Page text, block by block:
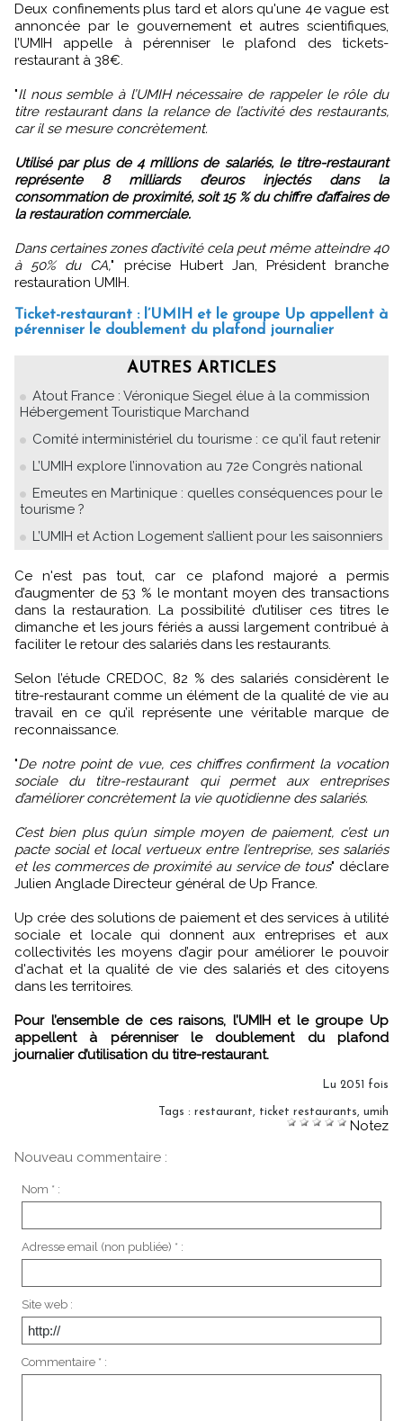
Deux confinements plus tard et alors qu'une 4e vague est
annoncée par le gouvernement et autres scientifiques,
l’UMIH appelle à pérenniser le plafond des tickets-
restaurant à 38€.
"Il nous semble à l’UMIH nécessaire de rappeler le rôle du
titre restaurant dans la relance de l’activité des restaurants,
car il se mesure concrètement.
Utilisé par plus de 4 millions de salariés, le titre-restaurant
représente 8 milliards d’euros injectés dans la
consommation de proximité, soit 15 % du chiffre d’affaires de
la restauration commerciale.
Dans certaines zones d’activité cela peut même atteindre 40
à 50% du CA," précise Hubert Jan, Président branche
restauration UMIH.
Ticket-restaurant : l’UMIH et le groupe Up appellent à
pérenniser le doublement du plafond journalier
AUTRES ARTICLES
Atout France : Véronique Siegel élue à la commission
Hébergement Touristique Marchand
Comité interministériel du tourisme : ce qu'il faut retenir
L’UMIH explore l’innovation au 72e Congrès national
Emeutes en Martinique : quelles conséquences pour le
tourisme ?
L’UMIH et Action Logement s’allient pour les saisonniers
Ce n'est pas tout, car ce plafond majoré a permis
d’augmenter de 53 % le montant moyen des transactions
dans la restauration. La possibilité d’utiliser ces titres le
dimanche et les jours fériés a aussi largement contribué à
faciliter le retour des salariés dans les restaurants.
Selon l’étude CREDOC, 82 % des salariés considèrent le
titre-restaurant comme un élément de la qualité de vie au
travail en ce qu’il représente une véritable marque de
reconnaissance.
"De notre point de vue, ces chiffres confirment la vocation
sociale du titre-restaurant qui permet aux entreprises
d’améliorer concrètement la vie quotidienne des salariés.
C’est bien plus qu’un simple moyen de paiement, c’est un
pacte social et local vertueux entre l’entreprise, ses salariés
et les commerces de proximité au service de tous" déclare
Julien Anglade Directeur général de Up France.
Up crée des solutions de paiement et des services à utilité
sociale et locale qui donnent aux entreprises et aux
collectivités les moyens d’agir pour améliorer le pouvoir
d'achat et la qualité de vie des salariés et des citoyens
dans les territoires.
Pour l’ensemble de ces raisons, l’UMIH et le groupe Up
appellent à pérenniser le doublement du plafond
journalier d’utilisation du titre-restaurant.
Lu 2051 fois
Tags : restaurant, ticket restaurants, umih
Notez
Nouveau commentaire :
Nom * :
Adresse email (non publiée) * :
Site web :
Commentaire * :